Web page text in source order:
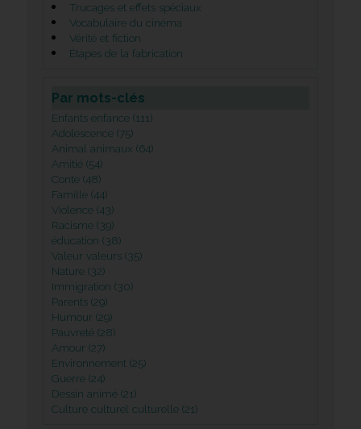
Trucages et effets spéciaux
Vocabulaire du cinéma
Vérité et fiction
Étapes de la fabrication
Par mots-clés
Enfants enfance (111)
Adolescence (75)
Animal animaux (64)
Amitié (54)
Conte (48)
Famille (44)
Violence (43)
Racisme (39)
éducation (38)
Valeur valeurs (35)
Nature (32)
Immigration (30)
Parents (29)
Humour (29)
Pauvreté (28)
Amour (27)
Environnement (25)
Guerre (24)
Dessin animé (21)
Culture culturel culturelle (21)